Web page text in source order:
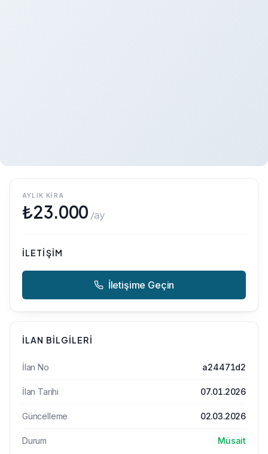
AYLIK KIRA
₺23.000 /ay
İLETIŞIM
İletişime Geçin
İLAN BILGILERI
İlan No a24471d2
İlan Tarihi 07.01.2026
Güncelleme 02.03.2026
Durum Müsait